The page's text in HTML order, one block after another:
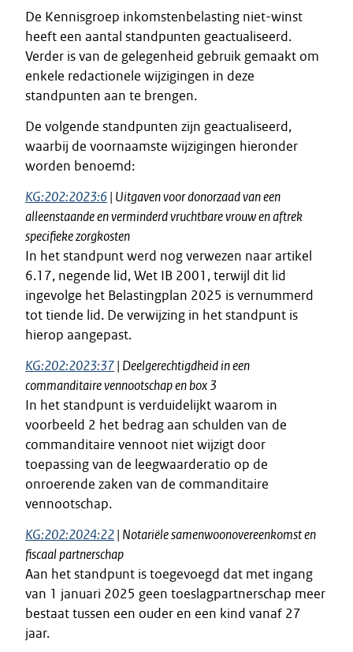
De Kennisgroep inkomstenbelasting niet-winst
heeft een aantal standpunten geactualiseerd.
Verder is van de gelegenheid gebruik gemaakt om
enkele redactionele wijzigingen in deze
standpunten aan te brengen.
De volgende standpunten zijn geactualiseerd,
waarbij de voornaamste wijzigingen hieronder
worden benoemd:
KG:202:2023:6| Uitgaven voor donorzaad van een
alleenstaande en verminderd vruchtbare vrouw en aftrek
specifieke zorgkosten
In het standpunt werd nog verwezen naar artikel
6.17, negende lid, Wet IB 2001, terwijl dit lid
ingevolge het Belastingplan 2025 is vernummerd
tot tiende lid. De verwijzing in het standpunt is
hierop aangepast.
KG:202:2023:37| Deelgerechtigdheid in een
commanditaire vennootschap en box 3
In het standpunt is verduidelijkt waarom in
voorbeeld 2 het bedrag aan schulden van de
commanditaire vennoot niet wijzigt door
toepassing van de leegwaarderatio op de
onroerende zaken van de commanditaire
vennootschap.
KG:202:2024:22| Notariële samenwoonovereenkomst en
fiscaal partnerschap
Aan het standpunt is toegevoegd dat met ingang
van 1 januari 2025 geen toeslagpartnerschap meer
bestaat tussen een ouder en een kind vanaf 27
jaar.